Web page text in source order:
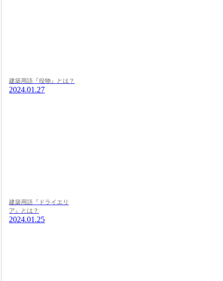
建築用語『役物』とは？
2024.01.27
建築用語『ドライエリ
ア』とは？
2024.01.25